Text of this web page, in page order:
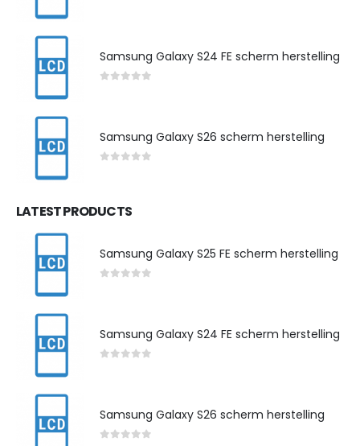
Samsung Galaxy S24 FE scherm herstelling
Samsung Galaxy S26 scherm herstelling
LATEST PRODUCTS
Samsung Galaxy S25 FE scherm herstelling
Samsung Galaxy S24 FE scherm herstelling
Samsung Galaxy S26 scherm herstelling